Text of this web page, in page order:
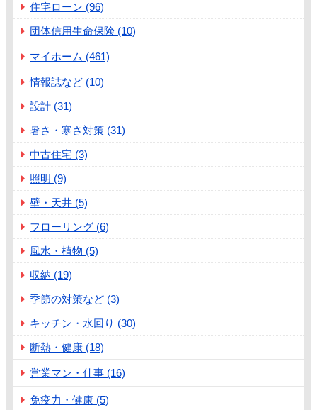
住宅ローン (96)
団体信用生命保険 (10)
マイホーム (461)
情報誌など (10)
設計 (31)
暑さ・寒さ対策 (31)
中古住宅 (3)
照明 (9)
壁・天井 (5)
フローリング (6)
風水・植物 (5)
収納 (19)
季節の対策など (3)
キッチン・水回り (30)
断熱・健康 (18)
営業マン・仕事 (16)
免疫力・健康 (5)